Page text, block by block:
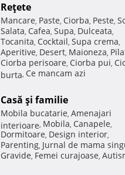
Reţete
Mancare, Paste, Ciorba, Peste,
Salata, Cafea, Supa, Dulceata,
Tocanita, Cocktail, Supa crema,
Aperitive, Desert, Maioneza,
Ciorba perisoare, Ciorba pui,
burta, Ce mancam azi
Casă şi familie
Mobila bucatarie, Amenajari
interioare, Mobila, Canapele,
Dormitoare, Design interior,
Parenting, Jurnal de mama
Gravide, Femei curajoase,